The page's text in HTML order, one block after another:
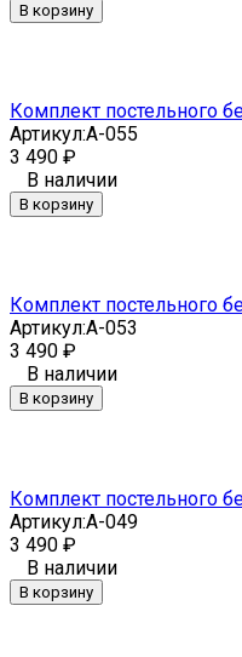
В корзину
Комплект постельного
Артикул:A-055
3 490 ₽
В наличии
В корзину
Комплект постельного
Артикул:A-053
3 490 ₽
В наличии
В корзину
Комплект постельного
Артикул:A-049
3 490 ₽
В наличии
В корзину